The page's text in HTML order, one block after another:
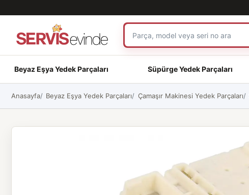
Beyaz Eşya Yedek Parçaları Süpürge Yedek Parçaları
Anasayfa Beyaz Eşya Yedek Parçaları Çamaşır Makinesi Yedek Parçaları